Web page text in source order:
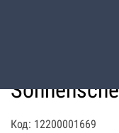
Код: 12200001669